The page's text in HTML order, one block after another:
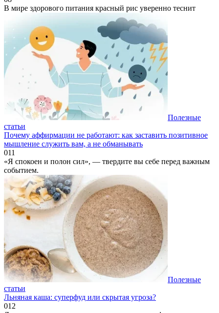
В мире здорового питания красный рис уверенно теснит
Полезные
статьи
Почему аффирмации не работают: как заставить позитивное
мышление служить вам, а не обманывать
011
«Я спокоен и полон сил», — твердите вы себе перед важным
событием.
Полезные
статьи
Льняная каша: суперфуд или скрытая угроза?
012